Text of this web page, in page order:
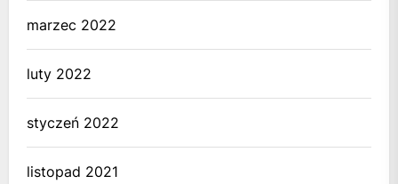
marzec 2022
luty 2022
styczeń 2022
listopad 2021